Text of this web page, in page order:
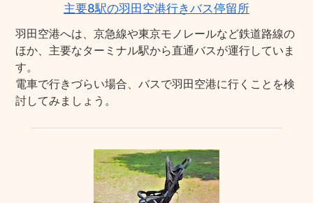
主要8駅の羽田空港行きバス停留所
羽田空港へは、京急線や東京モノレールなど鉄道路線の
ほか、主要なターミナル駅から直通バスが運行していま
す。
電車で行きづらい場合、バスで羽田空港に行くことを検
討してみましょう。